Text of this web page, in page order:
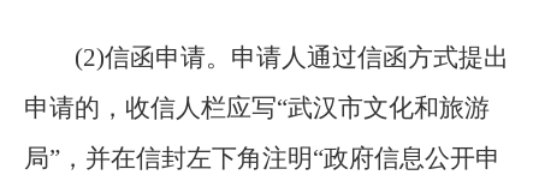
(2)信函申请。申请人通过信函方式提出
申请的，收信人栏应写“武汉市文化和旅游
局”，并在信封左下角注明“政府信息公开申